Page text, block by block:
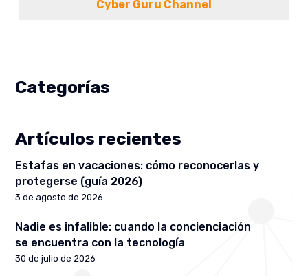
Categorías
Artículos recientes
Estafas en vacaciones: cómo reconocerlas y
protegerse (guía 2026)
3 de agosto de 2026
Nadie es infalible: cuando la concienciación
se encuentra con la tecnología
30 de julio de 2026
Cyber Guru Channel